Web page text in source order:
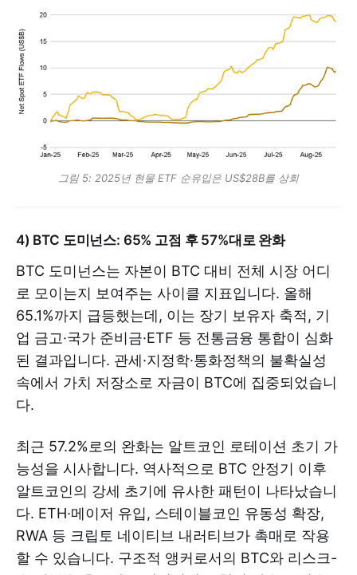
그림 5: 2025년 현물 ETF 순유입은 US$28B를 상회
4) BTC 도미넌스: 65% 고점 후 57%대로 완화
BTC 도미넌스는 자본이 BTC 대비 전체 시장 어디
로 모이는지 보여주는 사이클 지표입니다. 올해
65.1%까지 급등했는데, 이는 장기 보유자 축적, 기
업 금고·국가 준비금·ETF 등 전통금융 통합이 심화
된 결과입니다. 관세·지정학·통화정책의 불확실성
속에서 가치 저장소로 자금이 BTC에 집중되었습니
다.
최근 57.2%로의 완화는 알트코인 로테이션 초기 가
능성을 시사합니다. 역사적으로 BTC 안정기 이후
알트코인의 강세 초기에 유사한 패턴이 나타났습니
다. ETH·메이저 유입, 스테이블코인 유동성 확장,
RWA 등 크립토 네이티브 내러티브가 촉매로 작용
할 수 있습니다. 구조적 앵커로서의 BTC와 리스크-